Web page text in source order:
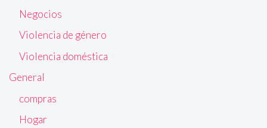
Negocios
Violencia de género
Violencia doméstica
General
compras
Hogar